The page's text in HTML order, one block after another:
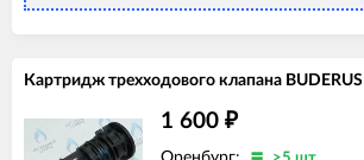
Картридж трехходового клапана BUDERUS
1 600 ₽